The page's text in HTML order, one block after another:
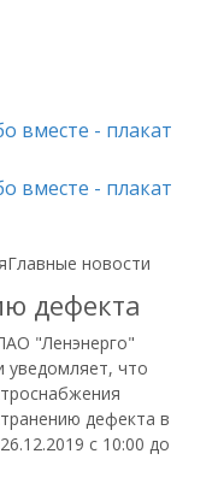
вместе - плакат
вместе - плакат
Главные новости
дефекта
"Ленэнерго"
уведомляет, что
дефекта в
с 10:00 до